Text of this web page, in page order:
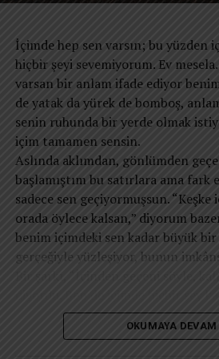
Belki de asıl mesele teknoloji
aklının büyük başarılarından
dikkatimizi yönetmesine izin
Çünkü dikkat yalnızca zihinsel bir
hayatın yönünü belirleyen
ediyorsanız, zamanınızı oraya
nereye veriyorsanız, hayatınızı da
hayatınızı nereye verdiyseniz,
da o belirler.
Bu nedenle modern insanın en
zamana karşı değildir. Dikkatine
mücadelesidir. Çünkü geleceğin en
fazla bilgiye sahip olanlar değil;
Zamanınızı nereye veriyorsanız,
verirsiniz.”
içinde “kendimiz” kalabilmenin ve
koruyabilmenin en büyük başarı
İçimde hep sen varsın; bu yüzden
hiçbir şeyi sevemiyorum. Ev
varsan bir anlam ifade ediyor
de yatak da yürek de bomboş,
senin ruhunda bir yerde olmak
içim tamamen sensin.
​Aslında aklımdan, gönlümden
başlamıştım bu satırlara ama
sadece sen geçiyormuşsun.
orada öylece kalsan,” diyorum
benim içimdeki sen kadar büyük bir
gerçeğiyle yüzleşiyor, bunun
hariç… İçimde saklamak istediğim
sadece oradasın, derinlerimde. Ne
OKUMAYA DEVAM